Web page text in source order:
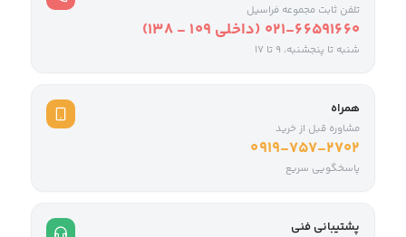
تلفن ثابت مجموعه فراسیل
021-66591660 (داخلی ۱۰۹ - ۱۳۸)
شنبه تا پنجشنبه، 9 تا ۱۷
همراه
مشاوره قبل از خرید
0919-757-2702
پاسخگویی سریع
پشتیبانی فنی